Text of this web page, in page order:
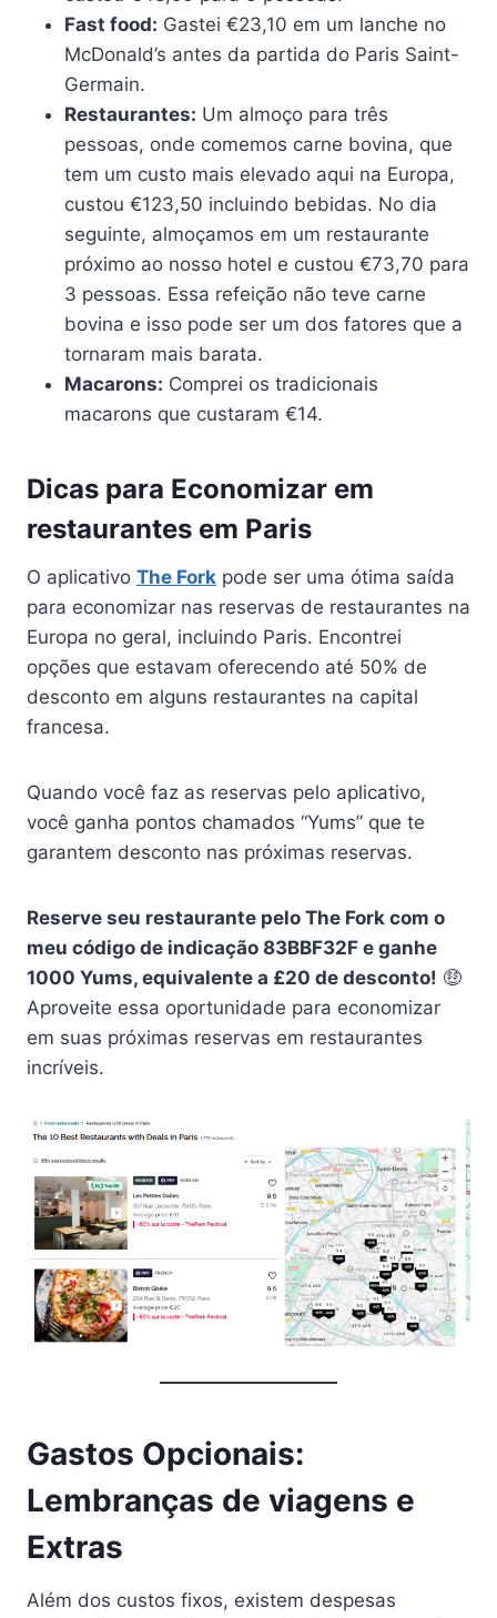
Fast food: Gastei €23,10 em um lanche no
McDonald’s antes da partida do Paris Saint-
Germain.
Restaurantes: Um almoço para três
pessoas, onde comemos carne bovina, que
tem um custo mais elevado aqui na Europa,
custou €123,50 incluindo bebidas. No dia
seguinte, almoçamos em um restaurante
próximo ao nosso hotel e custou €73,70 para
3 pessoas. Essa refeição não teve carne
bovina e isso pode ser um dos fatores que a
tornaram mais barata.
Macarons: Comprei os tradicionais
macarons que custaram €14.
Dicas para Economizar em
restaurantes em Paris
O aplicativo The Fork pode ser uma ótima saída
para economizar nas reservas de restaurantes na
Europa no geral, incluindo Paris. Encontrei
opções que estavam oferecendo até 50% de
desconto em alguns restaurantes na capital
francesa.
Quando você faz as reservas pelo aplicativo,
você ganha pontos chamados “Yums” que te
garantem desconto nas próximas reservas.
Reserve seu restaurante pelo The Fork com o
meu código de indicação 83BBF32F e ganhe
1000 Yums, equivalente a £20 de desconto! 🤑
Aproveite essa oportunidade para economizar
em suas próximas reservas em restaurantes
incríveis.
Gastos Opcionais:
Lembranças de viagens e
Extras
Além dos custos fixos, existem despesas